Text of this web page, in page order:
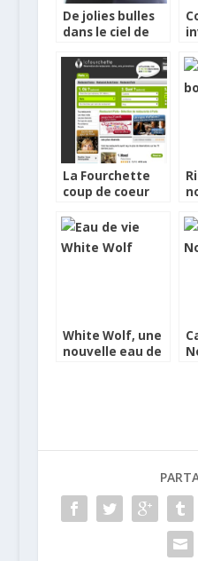
De jolies bulles
dans le ciel de
La Fourchette
coup de coeur
Numérique
White Wolf, une
nouvelle eau de